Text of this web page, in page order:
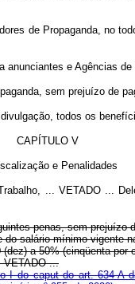
de Propaganda, no
e Agências
sem prejuízo de
todos os
CAPÍTULO V
e Penalidades
... VETADO...
penas, sem
salário-mínimo vigente
a 50% (cinqüenta
VETADO...
I do caput do art. 634-A